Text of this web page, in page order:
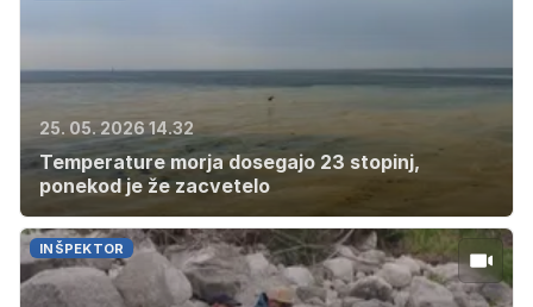
25. 05. 2026 14.32
Temperature morja dosegajo 23 stopinj,
ponekod je že zacvetelo
INŠPEKTOR